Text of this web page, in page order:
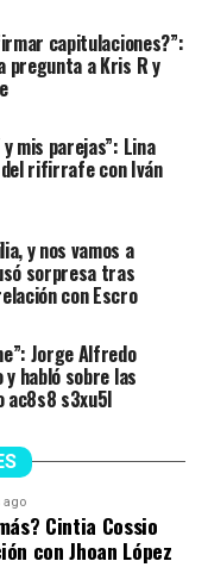
capitulaciones?”:
pregunta a Kris R y
mis parejas”: Lina
rifirrafe con Iván
y nos vamos a
sorpresa tras
con Escro
Jorge Alfredo
habló sobre las
ac8s8 s3xu5l
ago
Cintia Cossio
con Jhoan López